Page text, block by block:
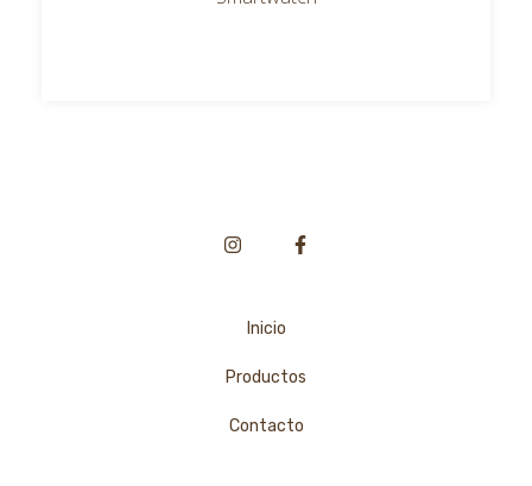
Inicio
Productos
Contacto